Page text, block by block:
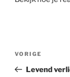
Vorig
bericht
VORIGE
Levend